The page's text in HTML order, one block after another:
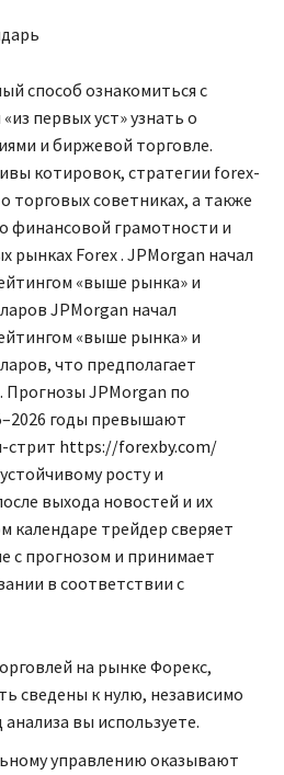
способ ознакомиться с
первых уст» узнать о
и биржевой торговле.
котировок, стратегии forex-
торговых советниках, а также
финансовой грамотности и
рынках Forex . JPMorgan начал
«выше рынка» и
JPMorgan начал
«выше рынка» и
что предполагает
Прогнозы JPMorgan по
годы превышают
стрит https://forexby.com/
росту и
выхода новостей и их
календаре трейдер сверяет
с прогнозом и принимает
в соответствии с
на рынке Форекс,
сведены к нулю, независимо
вы используете.
управлению оказывают